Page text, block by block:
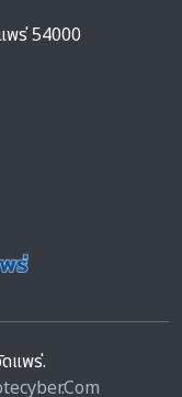
พร่ 54000
แพร่.